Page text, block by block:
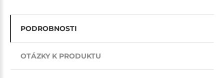
PODROBNOSTI
OTÁZKY K PRODUKTU